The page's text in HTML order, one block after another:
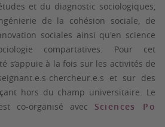
et du diagnostic sociologiques,
de la cohésion sociale, de
sociales ainsi qu'en science
compartatives. Pour cet
s’appuie à la fois sur les activités de
chercheur.e.s et sur des
hors du champ universitaire. Le
co-organisé avec Sciences Po